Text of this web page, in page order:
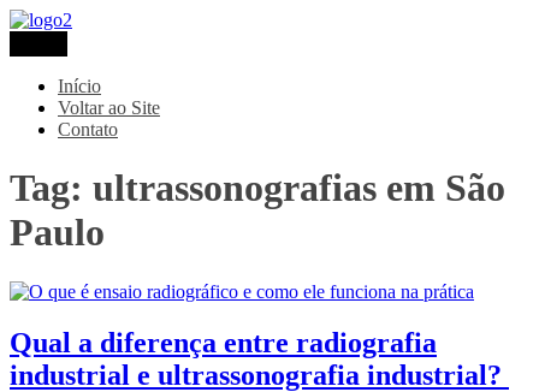
Pular
o
conteúdo
Metaltec
Blog
Início
Voltar ao Site
Contato
Tag: ultrassonografias em São
Paulo
Qual a diferença entre radiografia
industrial e ultrassonografia industrial?